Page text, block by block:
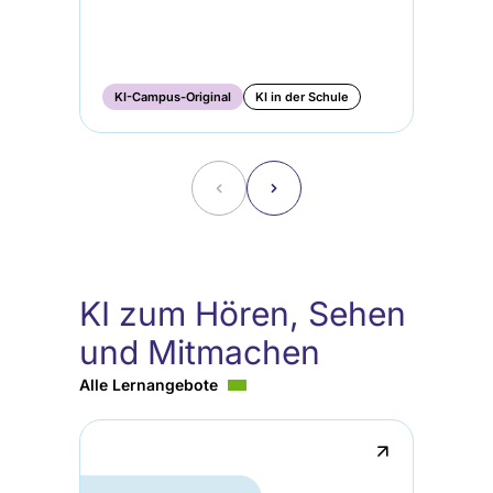
KI-Campus-Original KI in der Schule
˂ ˃
KI zum Hören, Sehen
und Mitmachen
Alle Lernangebote
↗